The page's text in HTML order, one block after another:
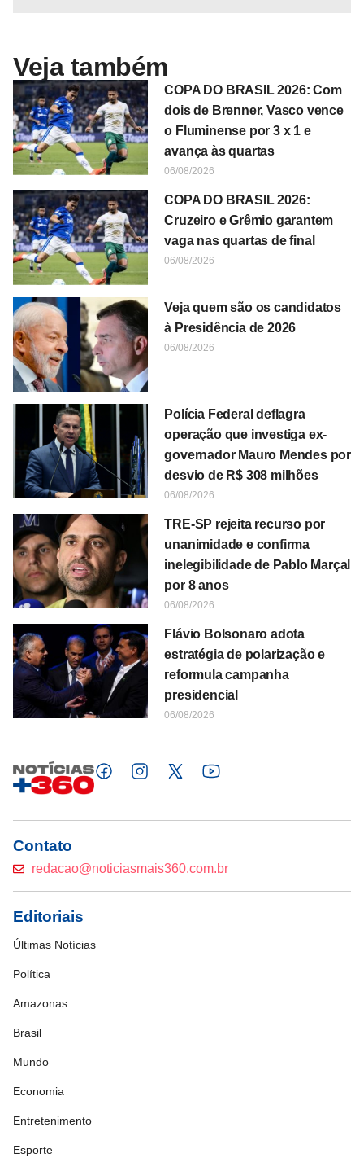
Veja também
COPA DO BRASIL 2026: Com
dois de Brenner, Vasco vence
o Fluminense por 3 x 1 e
avança às quartas
06/08/2026
COPA DO BRASIL 2026:
Cruzeiro e Grêmio garantem
vaga nas quartas de final
06/08/2026
Veja quem são os candidatos
à Presidência de 2026
06/08/2026
Polícia Federal deflagra
operação que investiga ex-
governador Mauro Mendes por
desvio de R$ 308 milhões
06/08/2026
TRE-SP rejeita recurso por
unanimidade e confirma
inelegibilidade de Pablo Marçal
por 8 anos
06/08/2026
Flávio Bolsonaro adota
estratégia de polarização e
reformula campanha
presidencial
06/08/2026
Contato
redacao@noticiasmais360.com.br
Editoriais
Últimas Notícias
Política
Amazonas
Brasil
Mundo
Economia
Entretenimento
Esporte